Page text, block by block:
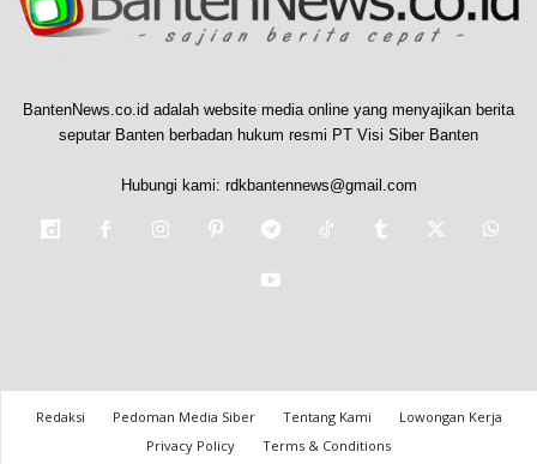
BantenNews.co.id adalah website media online yang menyajikan berita
seputar Banten berbadan hukum resmi PT Visi Siber Banten
Hubungi kami: rdkbantennews@gmail.com
Redaksi Pedoman Media Siber Tentang Kami
Lowongan Kerja
Privacy Policy
Terms & Conditions